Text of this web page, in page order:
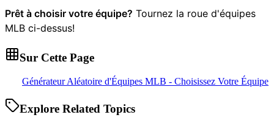
Prêt à choisir votre équipe? Tournez la roue d'équipes
MLB ci-dessus!
Sur Cette Page
Générateur Aléatoire d'Équipes MLB - Choisissez Votre Équipe
Explore Related Topics